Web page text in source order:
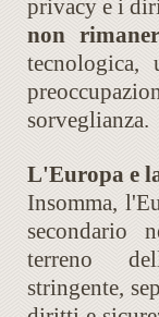
privacy e i
non
sorveglianza.
L'Europa e
Insomma,
secondario
terreno
stringente,